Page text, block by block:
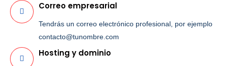
Correo empresarial
Tendrás un correo electrónico profesional, por ejemplo
contacto@tunombre.com
Hosting y dominio